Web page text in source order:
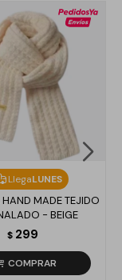
LlegaLUNES
MADE TEJIDO
- BEIGE
$ 299